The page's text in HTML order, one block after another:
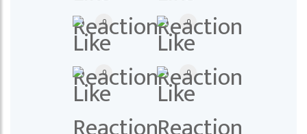
0 0
0 0